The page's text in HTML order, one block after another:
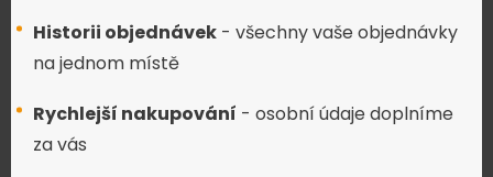
Historii objednávek - všechny vaše objednávky
na jednom místě
Rychlejší nakupování - osobní údaje doplníme
za vás